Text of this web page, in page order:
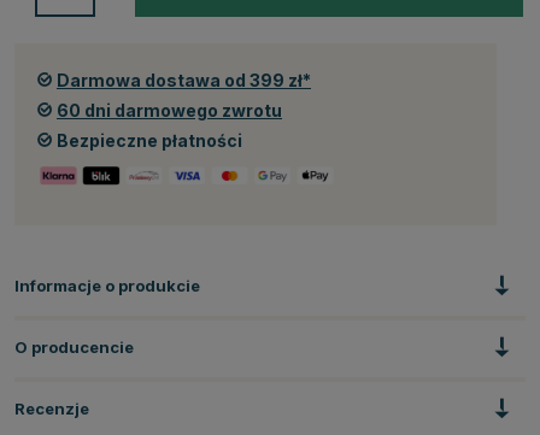
Darmowa dostawa od 399 zł*
60 dni darmowego zwrotu
Bezpieczne płatności
Informacje o produkcie
O producencie
Recenzje